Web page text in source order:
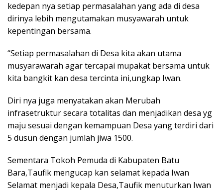
kedepan nya setiap permasalahan yang ada di desa
dirinya lebih mengutamakan musyawarah untuk
kepentingan bersama.
“Setiap permasalahan di Desa kita akan utama
musyarawarah agar tercapai mupakat bersama untuk
kita bangkit kan desa tercinta ini,ungkap Iwan.
Diri nya juga menyatakan akan Merubah
infrasetruktur secara totalitas dan menjadikan desa yg
maju sesuai dengan kemampuan Desa yang terdiri dari
5 dusun dengan jumlah jiwa 1500.
Sementara Tokoh Pemuda di Kabupaten Batu
Bara,Taufik mengucap kan selamat kepada Iwan
Selamat menjadi kepala Desa,Taufik menuturkan Iwan